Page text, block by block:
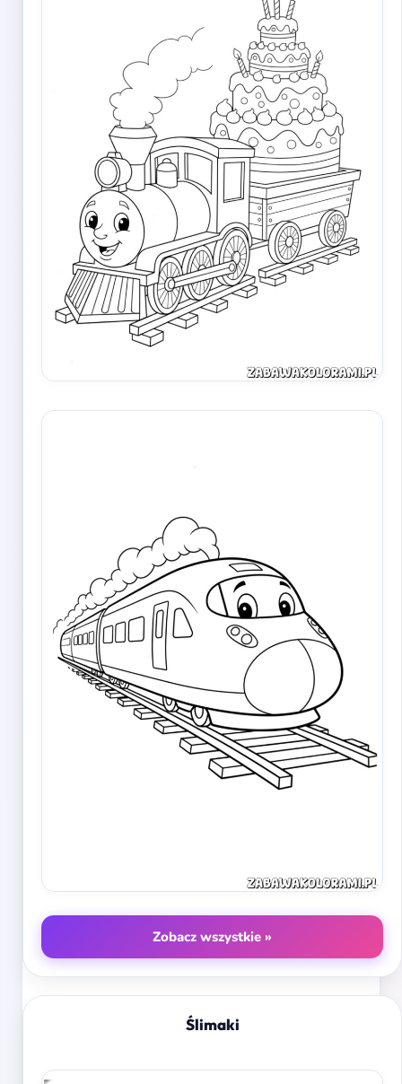
Zobacz wszystkie »
Ślimaki